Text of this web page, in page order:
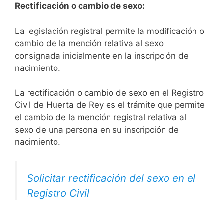
Rectificación o cambio de sexo:
La legislación registral permite la modificación o
cambio de la mención relativa al sexo
consignada inicialmente en la inscripción de
nacimiento.
La rectificación o cambio de sexo en el Registro
Civil de Huerta de Rey es el trámite que permite
el cambio de la mención registral relativa al
sexo de una persona en su inscripción de
nacimiento.
Solicitar rectificación del sexo en el
Registro Civil